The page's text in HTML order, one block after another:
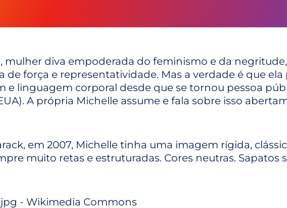
mulher diva empoderada do feminismo e da
de força e representatividade. Mas a verdade é que
e linguagem corporal desde que se tornou pessoa
A própria Michelle assume e fala sobre isso
em 2007, Michelle tinha uma imagem rígida,
muito retas e estruturadas. Cores neutras. Sapatos